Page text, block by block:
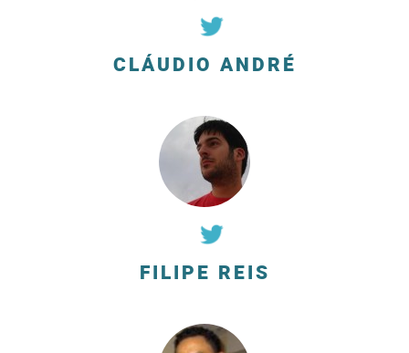
CLÁUDIO ANDRÉ
FILIPE REIS